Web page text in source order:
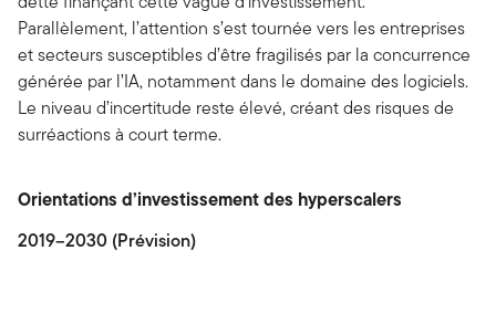
Parallèlement, l’attention s’est tournée vers les entreprises
et secteurs susceptibles d’être fragilisés par la concurrence
générée par l’IA, notamment dans le domaine des logiciels.
Le niveau d’incertitude reste élevé, créant des risques de
surréactions à court terme.
Orientations d’investissement des hyperscalers
2019–2030 (Prévision)